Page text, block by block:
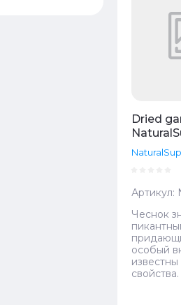
Dried
Артикул:
Чеснок
особый
свойства.